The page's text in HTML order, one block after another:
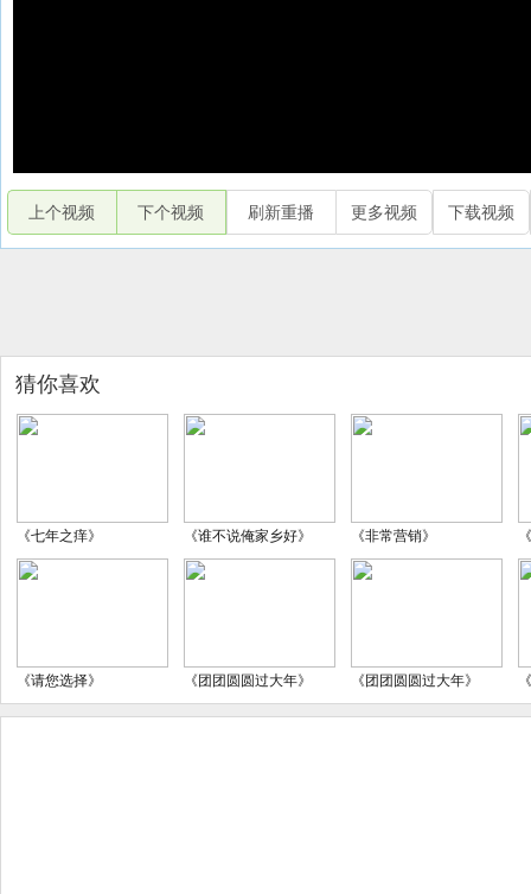
上个视频 下个视频 刷新重播 更多视频 下载视频
猜你喜欢
《七年之痒》 《谁不说俺家乡好》 《非常营销》
《请您选择》 《团团圆圆过大年》 《团团圆圆过大年》